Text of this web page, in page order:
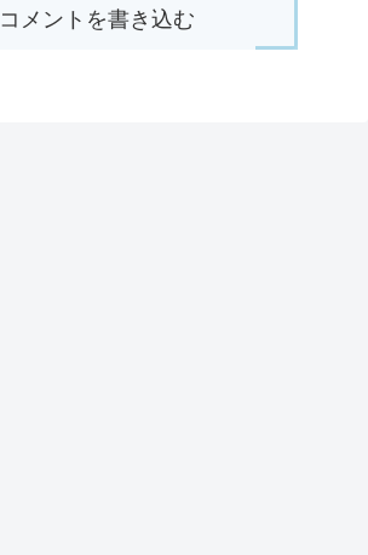
コメントを書き込む